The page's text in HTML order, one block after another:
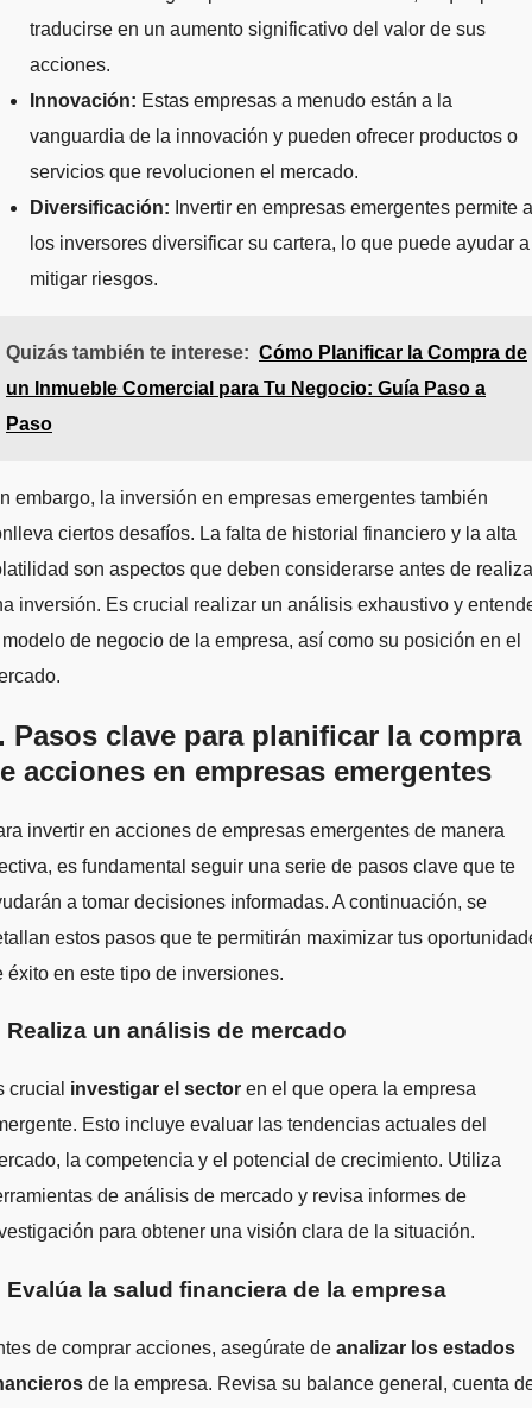
traducirse en un aumento significativo del valor de sus
acciones.
Innovación: Estas empresas a menudo están a la
vanguardia de la innovación y pueden ofrecer productos o
servicios que revolucionen el mercado.
Diversificación: Invertir en empresas emergentes permite a
los inversores diversificar su cartera, lo que puede ayudar a
mitigar riesgos.
Quizás también te interese: Cómo Planificar la Compra de
un Inmueble Comercial para Tu Negocio: Guía Paso a
Paso
embargo, la inversión en empresas emergentes también
ciertos desafíos. La falta de historial financiero y la alta
son aspectos que deben considerarse antes de
inversión. Es crucial realizar un análisis exhaustivo y
de negocio de la empresa, así como su posición en el
Pasos clave para planificar la compra
acciones en empresas emergentes
invertir en acciones de empresas emergentes de manera
es fundamental seguir una serie de pasos clave que te
a tomar decisiones informadas. A continuación, se
estos pasos que te permitirán maximizar tus
éxito en este tipo de inversiones.
Realiza un análisis de mercado
crucial investigar el sector en el que opera la empresa
Esto incluye evaluar las tendencias actuales del
la competencia y el potencial de crecimiento. Utiliza
de análisis de mercado y revisa informes de
para obtener una visión clara de la situación.
Evalúa la salud financiera de la empresa
de comprar acciones, asegúrate de analizar los estados
de la empresa. Revisa su balance general, cuenta